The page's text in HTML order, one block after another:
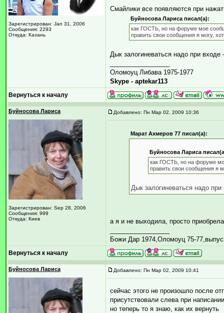
Зарегистрирован: Jan 31, 2006
Сообщения: 2293
Откуда: Казань
Смайлики все появляются при
Буйносова Лариса писал(а):
как ГОСТЬ, но на форуме мое
править свои сообщения я могу,
Дык залогиневаться надо при входе
Оломоуц Либава 1975-1977
Skype - aptekar113
Вернуться к началу
Буйносова Лариса
Зарегистрирован: Sep 28, 2006
Сообщения: 999
Откуда: Киев
Добавлено: Пн Мар 02, 2009 10:36
Марат Ахмеров 77 писал(а):
Буйносова Лариса
как ГОСТЬ, но на форуме
править свои сообщения я
Дык залогиневаться надо
а я и не выходила, просто
Божи Дар 1974,Оломоуц 75-
Вернуться к началу
Буйносова Лариса Добавлено: Пн Мар 02, 2009 10:41
сейчас этого не произошло после
присутствовали слева при
но теперь то я знаю, как их вернуть